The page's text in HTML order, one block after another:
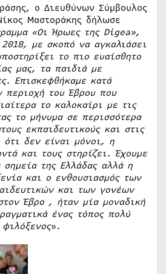
ο Διευθύνων Σύμβουλος
Μαστοράκης δήλωσε
«Οι Ήρωες της Digea»,
με σκοπό να αγκαλιάσει
το πιο ευαίσθητο
μας, τα παιδιά με
Επισκεφθήκαμε κατά
περιοχή του Έβρου που
το καλοκαίρι με τις
το μήνυμα σε περισσότερα
εκπαιδευτικούς και στις
ότι δεν είναι μόνοι, η
και τους στηρίζει. Έχουμε
της Ελλάδας αλλά η
και ο ενθουσιασμός των
και των γονέων
Έβρο , ήταν μία μοναδική
ένας τόπος πολύ
».